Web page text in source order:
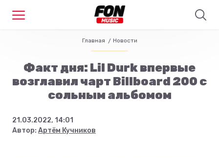
Главная Новости
Факт дня: Lil Durk впервые
возглавил чарт Billboard 200 с
сольным альбомом
21.03.2022, 14:01
Автор: Артём Кучников